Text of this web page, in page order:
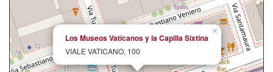
×
Los Museos Vaticanos y la Capilla Sixtina
VIALE VATICANO, 100